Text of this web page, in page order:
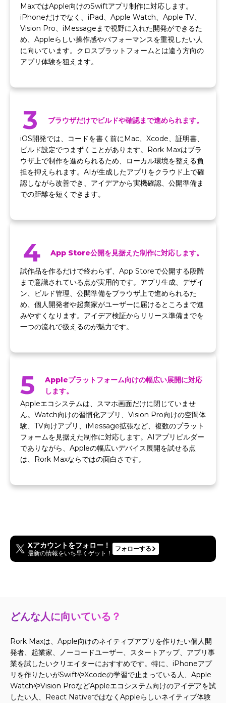
MaxではApple向けのSwiftアプリ制作に対応します。
iPhoneだけでなく、iPad、Apple Watch、Apple TV、
Vision Pro、iMessageまで視野に入れた開発ができるた
め、Appleらしい操作感やパフォーマンスを重視したい人
に向いています。クロスプラットフォームとは違う方向の
アプリ体験を狙えます。
3
ブラウザだけでビルドや確認まで進められます。
iOS開発では、コードを書く前にMac、Xcode、証明書、
ビルド設定でつまずくことがあります。Rork Maxはブラ
ウザ上で制作を進められるため、ローカル環境を整える負
担を抑えられます。AIが生成したアプリをクラウド上で確
認しながら改善でき、アイデアから実機確認、公開準備ま
での距離を短くできます。
4
App Store公開を見据えた制作に対応します。
試作品を作るだけで終わらず、App Storeで公開する段階
まで意識されている点が実用的です。アプリ生成、デザイ
ン、ビルド管理、公開準備をブラウザ上で進められるた
め、個人開発者や起業家がユーザーに届けるところまで進
みやすくなります。アイデア検証からリリース準備までを
一つの流れで扱えるのが魅力です。
5
Appleプラットフォーム向けの幅広い展開に対応
します。
Appleエコシステムは、スマホ画面だけに閉じていませ
ん。Watch向けの習慣化アプリ、Vision Pro向けの空間体
験、TV向けアプリ、iMessage拡張など、複数のプラット
フォームを見据えた制作に対応します。AIアプリビルダー
でありながら、Appleの幅広いデバイス展開を試せる点
は、Rork Maxならではの面白さです。
Xアカウントをフォロー！
最新の情報をいち早くゲット！
フォローする
どんな人に向いている？
Rork Maxは、Apple向けのネイティブアプリを作りたい個人開
発者、起業家、ノーコードユーザー、スタートアップ、アプリ事
業を試したいクリエイターにおすすめです。特に、iPhoneアプ
リを作りたいがSwiftやXcodeの学習で止まっている人、Apple
WatchやVision ProなどAppleエコシステム向けのアイデアを試
したい人、React NativeではなくAppleらしいネイティブ体験